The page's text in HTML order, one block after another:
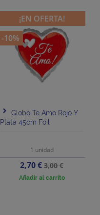
Globo Te Amo Rojo Y
Plata 45cm Foil
1 unidad
Precio
2,70 €Precio
base
3,00 €
Añadir al carrito
¡EN OFERTA!
-10%